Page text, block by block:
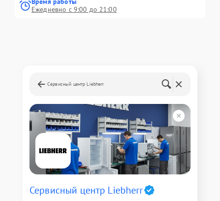
Ежедневно с 9:00 до 21:00
Сервисный центр Liebherr
Сервисный центр Liebherr